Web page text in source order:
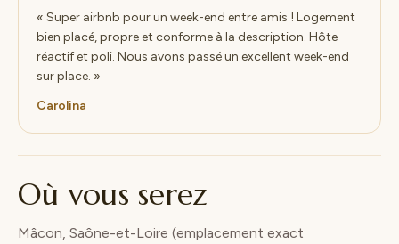
« Super airbnb pour un week-end entre amis ! Logement
bien placé, propre et conforme à la description. Hôte
réactif et poli. Nous avons passé un excellent week-end
sur place. »
Carolina
Où vous serez
Mâcon, Saône-et-Loire (emplacement exact